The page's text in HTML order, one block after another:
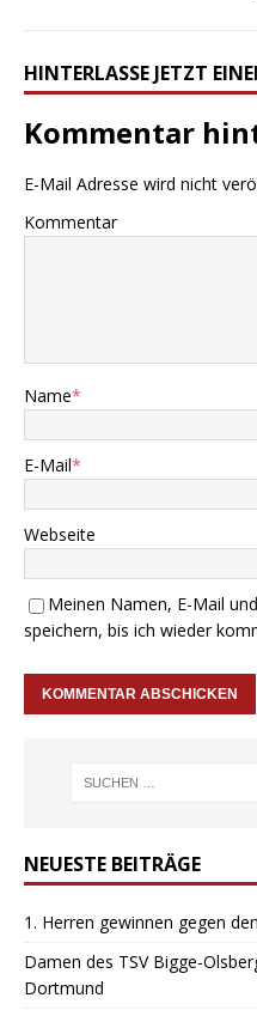
HINTERLASSE JETZT
Kommentar
E-Mail Adresse wird nicht
Kommentar
Name*
E-Mail*
Webseite
Meinen Namen, E-Mail
speichern, bis ich wieder
NEUESTE BEITRÄGE
1. Herren gewinnen gegen
Damen des TSV Bigge-
Dortmund